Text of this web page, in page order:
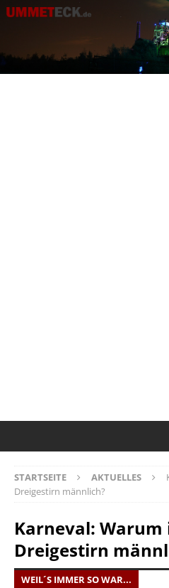
STARTSEITE AKTUELLES
Dreigestirn männlich?
Karneval: Warum
Dreigestirn
WEIL´S IMMER SO WAR...